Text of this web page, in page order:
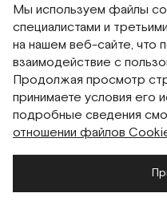
Публичная оферта
Политика обработки
Политика
Согласие на получение
Согласие на обработку
Система привилегий
Мы используем файлы
специалистами и
на нашем веб-сайте, что
взаимодействие с
Продолжая просмотр
принимаете условия его
подробные сведения
отношении файлов